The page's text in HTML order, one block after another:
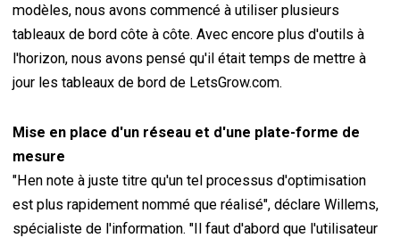
modèles, nous avons commencé à utiliser plusieurs
tableaux de bord côte à côte. Avec encore plus d'outils à
l'horizon, nous avons pensé qu'il était temps de mettre à
jour les tableaux de bord de LetsGrow.com.
Mise en place d'un réseau et d'une plate-forme de
mesure
"Hen note à juste titre qu'un tel processus d'optimisation
est plus rapidement nommé que réalisé", déclare Willems,
spécialiste de l'information. "Il faut d'abord que l'utilisateur